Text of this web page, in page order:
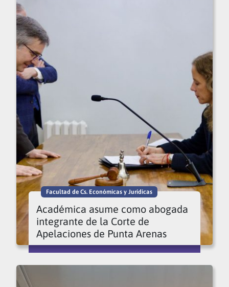
Facultad de Cs. Económicas y Jurídicas
Académica asume como abogada
integrante de la Corte de
Apelaciones de Punta Arenas